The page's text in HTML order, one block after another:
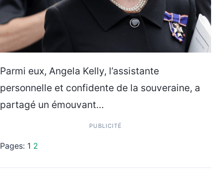
Parmi eux, Angela Kelly, l’assistante
personnelle et confidente de la souveraine, a
partagé un émouvant…
PUBLICITÉ
Pages: 1 2